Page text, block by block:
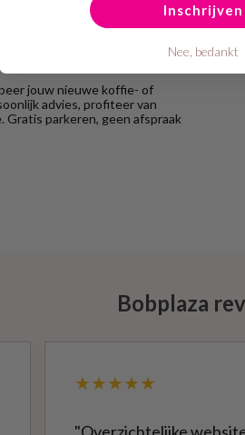
jouw nieuwe koffie- of
advies, profiteer van
Gratis parkeren, geen afspraak
Bobplaza
★★★★★
Inschrijven
Nee, bedankt